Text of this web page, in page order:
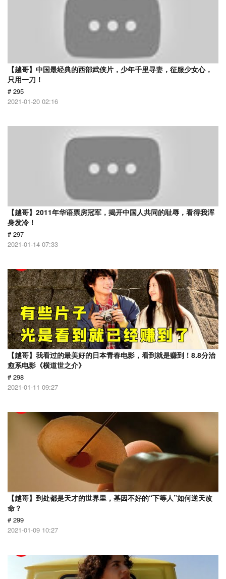
【越哥】中国最经典的西部武侠片，少年千里寻妻，征服少女心，
只用一刀！
# 295
2021-01-20 02:16
【越哥】2011年华语票房冠军，揭开中国人共同的耻辱，看得我浑
身发冷！
# 297
2021-01-14 07:33
【越哥】我看过的最美好的日本青春电影，看到就是赚到！8.8分治
愈系电影《横道世之介》
# 298
2021-01-11 09:27
【越哥】到处都是天才的世界里，基因不好的“下等人”如何逆天改
命？
# 299
2021-01-09 10:27